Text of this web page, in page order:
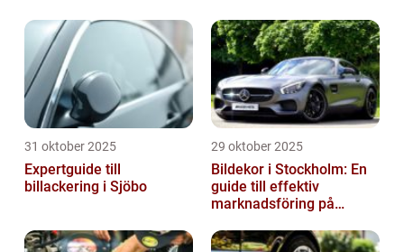
31 oktober 2025
Expertguide till
billackering i Sjöbo
29 oktober 2025
Bildekor i Stockholm: En
guide till effektiv
marknadsföring på